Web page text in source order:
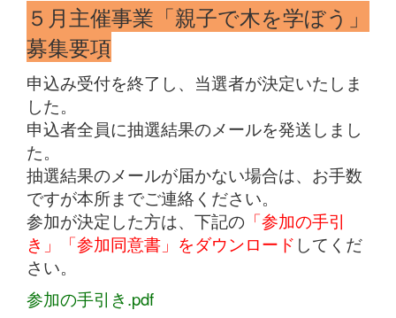
５月主催事業「親子で木を学ぼう」
募集要項
申込み受付を終了し、当選者が決定いたしま
した。
申込者全員に抽選結果のメールを発送しまし
た。
抽選結果のメールが届かない場合は、お手数
ですが本所までご連絡ください。
参加が決定した方は、下記の 「参加の手引
き」「参加同意書」をダウンロード してくだ
さい。
参加の手引き.pdf